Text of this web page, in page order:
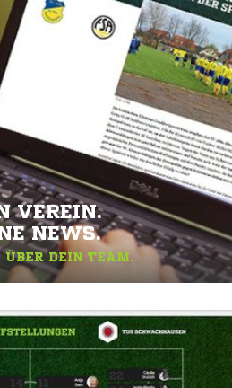
VEREIN.
NEWS.
ÜBER DEIN TEAM.